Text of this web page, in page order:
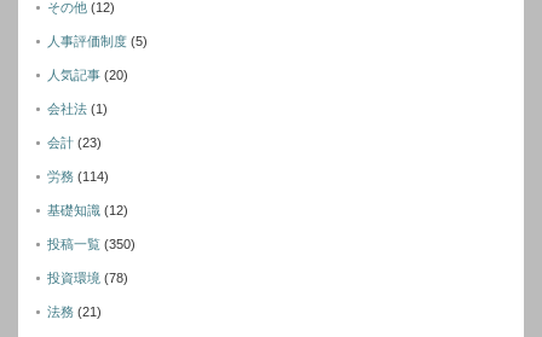
その他 (12)
人事評価制度 (5)
人気記事 (20)
会社法 (1)
会計 (23)
労務 (114)
基礎知識 (12)
投稿一覧 (350)
投資環境 (78)
法務 (21)